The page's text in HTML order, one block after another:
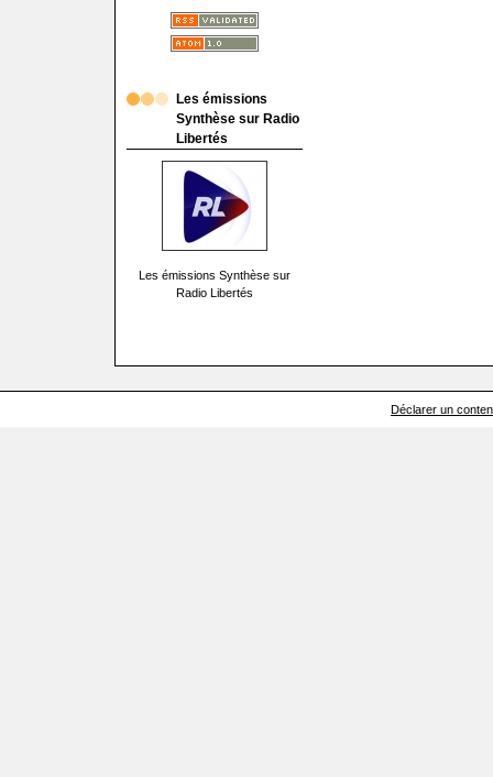
Les émissions
Synthèse sur Radio
Libertés
Les émissions Synthèse sur
Radio Libertés
Déclarer un